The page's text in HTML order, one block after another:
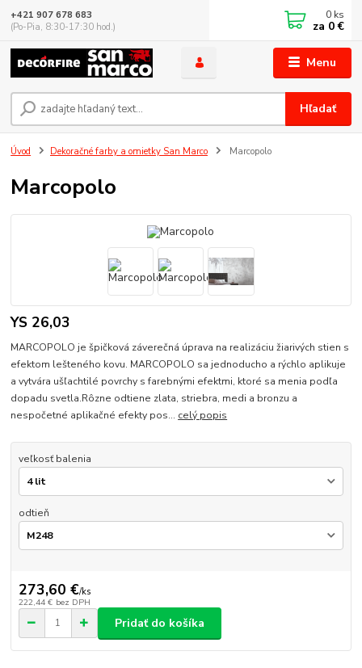
Menu
Hľadať
+421 907 678 683
(Po-Pia, 8:30-17:30 hod.)
0 ks
za 0 €
Úvod Dekoračné farby a omietky San Marco Marcopolo
Marcopolo
YS 26,03
MARCOPOLO je špičková záverečná úprava na realizáciu žiarivých stien s
efektom lešteného kovu. MARCOPOLO sa jednoducho a rýchlo aplikuje
a vytvára ušľachtilé povrchy s farebnými efektmi, ktoré sa menia podľa
dopadu svetla.Rôzne odtiene zlata, striebra, medi a bronzu a
nespočetné aplikačné efekty pos... celý popis
veľkosť balenia
odtieň
273,60 €/ks
222,44 € bez DPH
Pridať do košíka